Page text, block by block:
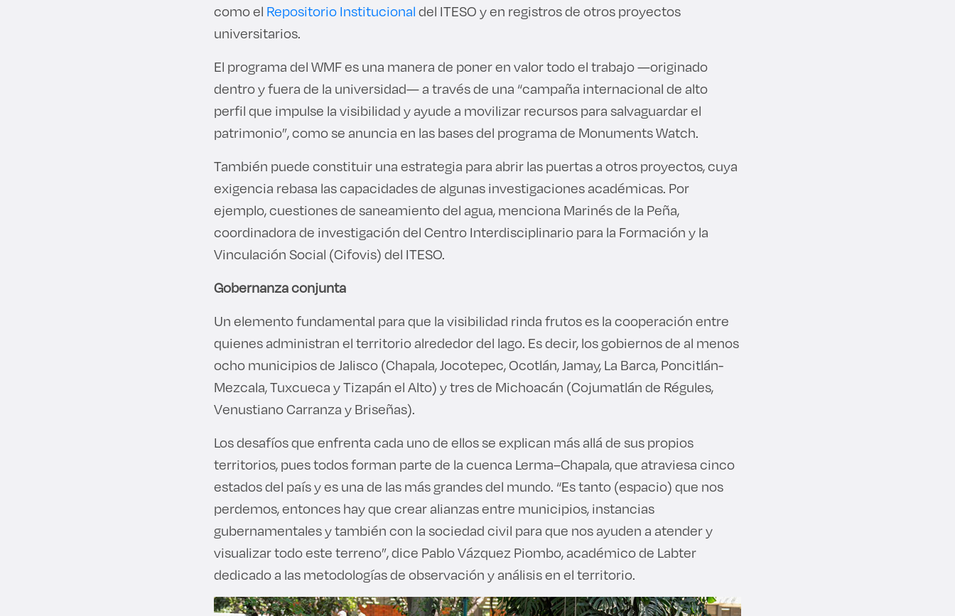
como el Repositorio Institucionaldel ITESO y en registros de otros proyectos
universitarios.
El programa del WMF es una manera de poner en valor todo el trabajo —originado
dentro y fuera de la universidad— a través de una “campaña internacional de alto
perfil que impulse la visibilidad y ayude a movilizar recursos para salvaguardar el
patrimonio”, como se anuncia en las bases del programa de Monuments Watch.
También puede constituir una estrategia para abrir las puertas a otros proyectos, cuya
exigencia rebasa las capacidades de algunas investigaciones académicas. Por
ejemplo, cuestiones de saneamiento del agua, menciona Marinés de la Peña,
coordinadora de investigación del Centro Interdisciplinario para la Formación y la
Vinculación Social (Cifovis) del ITESO.
Gobernanza conjunta
Un elemento fundamental para que la visibilidad rinda frutos es la cooperación entre
quienes administran el territorio alrededor del lago. Es decir, los gobiernos de al menos
ocho municipios de Jalisco (Chapala, Jocotepec, Ocotlán, Jamay, La Barca, Poncitlán-
Mezcala, Tuxcueca y Tizapán el Alto) y tres de Michoacán (Cojumatlán de Régules,
Venustiano Carranza y Briseñas).
Los desafíos que enfrenta cada uno de ellos se explican más allá de sus propios
territorios, pues todos forman parte de la cuenca Lerma–Chapala, que atraviesa cinco
estados del país y es una de las más grandes del mundo. “Es tanto (espacio) que nos
perdemos, entonces hay que crear alianzas entre municipios, instancias
gubernamentales y también con la sociedad civil para que nos ayuden a atender y
visualizar todo este terreno”, dice Pablo Vázquez Piombo, académico de Labter
dedicado a las metodologías de observación y análisis en el territorio.